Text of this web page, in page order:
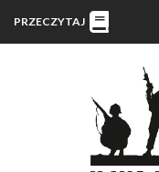
PRZECZYTAJ